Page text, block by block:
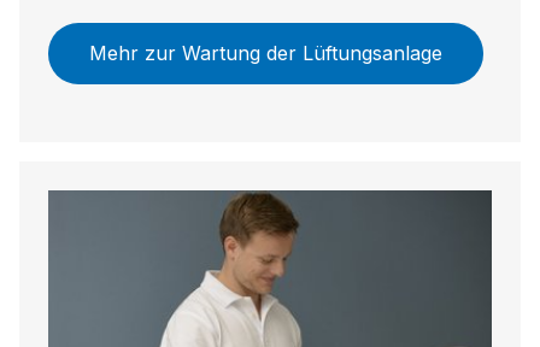
Mehr zur Wartung der Lüftungsanlage